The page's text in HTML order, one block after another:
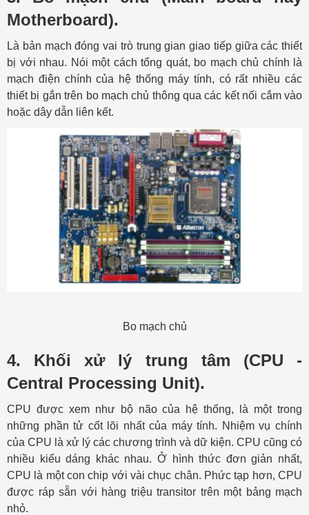
Motherboard).
Là bản mạch đóng vai trò trung gian giao tiếp giữa các thiết
bị với nhau. Nói một cách tổng quát, bo mạch chủ chính là
mạch điện chính của hệ thống máy tính, có rất nhiều các
thiết bị gắn trên bo mạch chủ thông qua các kết nối cắm vào
hoặc dây dẫn liên kết.
Bo mạch chủ
4. Khối xử lý trung tâm (CPU -
Central Processing Unit).
CPU được xem như bộ não của hệ thống, là một trong
những phần tử cốt lõi nhất của máy tính. Nhiệm vụ chính
của CPU là xử lý các chương trình và dữ kiện. CPU cũng có
nhiều kiểu dáng khác nhau. Ở hình thức đơn giản nhất,
CPU là một con chip với vài chục chân. Phức tạp hơn, CPU
được ráp sẵn với hàng triệu transitor trên một bảng mạch
nhỏ.